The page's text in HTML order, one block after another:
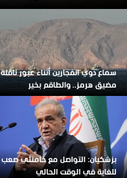
سماع دوي انفجارين أثناء عبور ناقلة
مضيق هرمز.. والطاقم بخير
بزشكيان: التواصل مع خامنئي صعب
للغاية في الوقت الحالي